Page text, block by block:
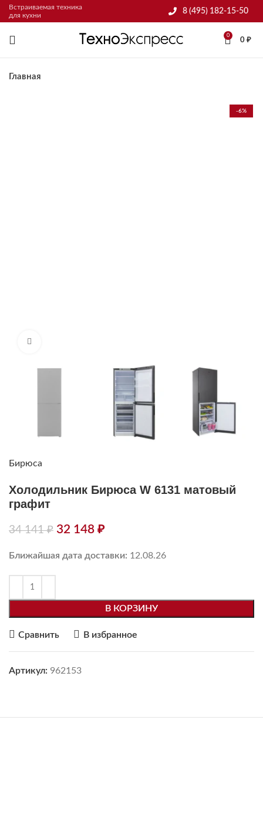
Встраиваемая техника
для кухни
8 (495) 182-15-50
0
0 ₽
Главная
-6%
Бирюса
Холодильник Бирюса W 6131 матовый
графит
34 141₽ 32 148 ₽
Ближайшая дата доставки: 12.08.26
В КОРЗИНУ
Сравнить В избранное
Артикул: 962153